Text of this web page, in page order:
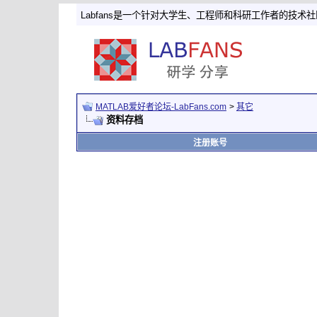
Labfans是一个针对大学生、工程师和科研工作者的技术社
MATLAB爱好者论坛-LabFans.com > 其它
资料存档
注册账号